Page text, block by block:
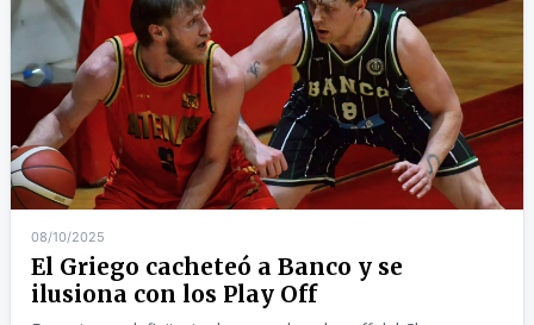
08/10/2025
El Griego cacheteó a Banco y se
ilusiona con los Play Off